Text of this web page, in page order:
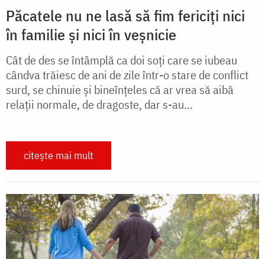
Păcatele nu ne lasă să fim fericiți nici
în familie și nici în veșnicie
Cât de des se întâmplă ca doi soți care se iubeau
cândva trăiesc de ani de zile într-o stare de conflict
surd, se chinuie și bineînțeles că ar vrea să aibă
relații normale, de dragoste, dar s-au...
citește mai mult